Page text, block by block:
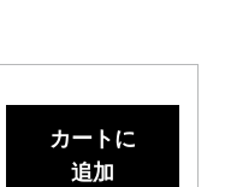
カートに
追加